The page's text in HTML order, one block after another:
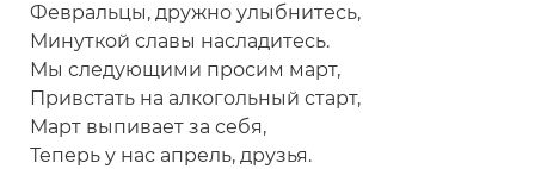
Февральцы, дружно улыбнитесь,
Минуткой славы насладитесь.
Мы следующими просим март,
Привстать на алкогольный старт,
Март выпивает за себя,
Теперь у нас апрель, друзья.